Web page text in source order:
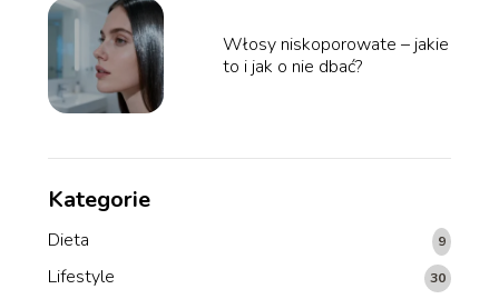
Włosy niskoporowate – jakie
to i jak o nie dbać?
Kategorie
Dieta 9
Lifestyle 30